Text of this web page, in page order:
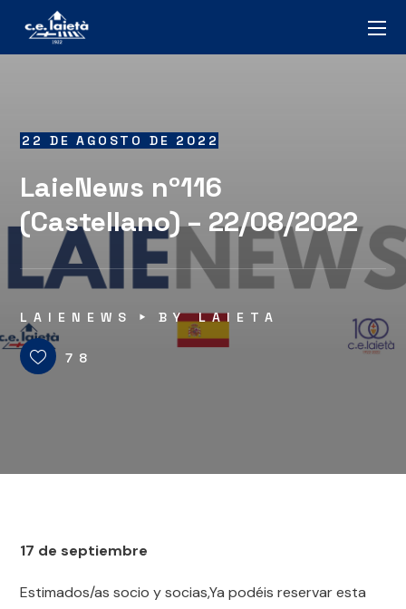
22 DE AGOSTO DE 2022
LaieNews nº116
(Castellano) – 22/08/2022
LAIENEWS BYLAIETA
78
17 de septiembre
Estimados/as socio y socias,Ya podéis reservar esta